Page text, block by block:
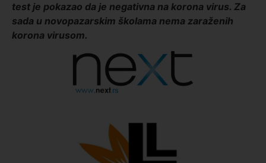
test je pokazao da je negativna na korona virus. Za
sada u novopazarskim školama nema zaraženih
korona virusom.